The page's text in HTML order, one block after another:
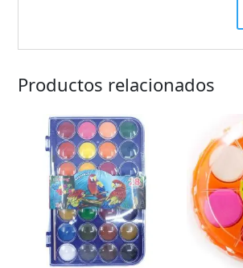
Productos relacionados